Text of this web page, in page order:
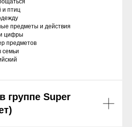
и птиц
предметы и действия
цифры
предметов
семьи
группе Super